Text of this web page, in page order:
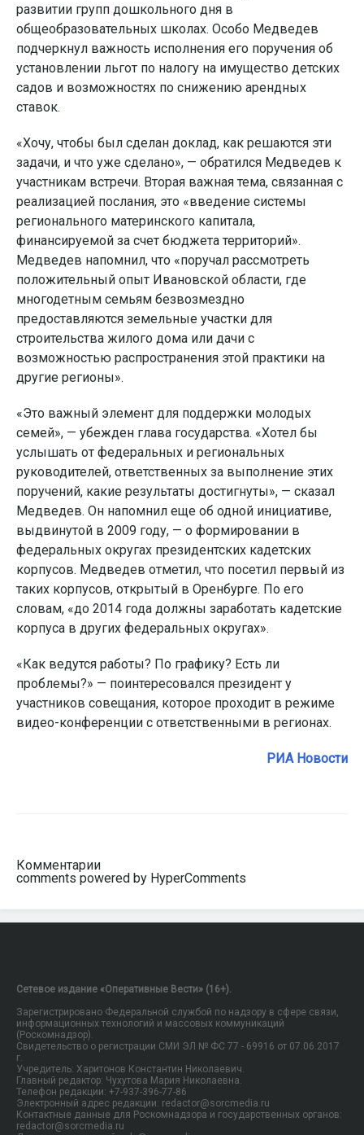
развитии групп дошкольного дня в
общеобразовательных школах. Особо Медведев
подчеркнул важность исполнения его поручения об
установлении льгот по налогу на имущество детских
садов и возможностях по снижению арендных
ставок.
«Хочу, чтобы был сделан доклад, как решаются эти
задачи, и что уже сделано», — обратился Медведев к
участникам встречи. Вторая важная тема, связанная с
реализацией послания, это «введение системы
регионального материнского капитала,
финансируемой за счет бюджета территорий».
Медведев напомнил, что «поручал рассмотреть
положительный опыт Ивановской области, где
многодетным семьям безвозмездно
предоставляются земельные участки для
строительства жилого дома или дачи с
возможностью распространения этой практики на
другие регионы».
«Это важный элемент для поддержки молодых
семей», — убежден глава государства. «Хотел бы
услышать от федеральных и региональных
руководителей, ответственных за выполнение этих
поручений, какие результаты достигнуты», — сказал
Медведев. Он напомнил еще об одной инициативе,
выдвинутой в 2009 году, — о формировании в
федеральных округах президентских кадетских
корпусов. Медведев отметил, что посетил первый из
таких корпусов, открытый в Оренбурге. По его
словам, «до 2014 года должны заработать кадетские
корпуса в других федеральных округах».
«Как ведутся работы? По графику? Есть ли
проблемы?» — поинтересовался президент у
участников совещания, которое проходит в режиме
видео-конференции с ответственными в регионах.
РИА Новости
Комментарии
comments powered by HyperComments
Сетевое издание «Оперативные Вести» (16+).
Зарегистрировано Федеральной службой по надзору в сфере связи,
информационных технологий и массовых коммуникаций
(Роскомнадзор).
Свидетельство о регистрации СМИ ЭЛ № ФС 77 - 69916 от 07.06.2017
г.
Учредитель: Харитонов Константин Николаевич.
Главный редактор: Чухутова Мария Николаевна.
Телефон редакции: +7-937-396-77-86
Электронный адрес редакции: redactor@sorcmedia.ru
Контактные данные для Роскомнадзора и государственных органов:
redactor@sorcmedia.ru